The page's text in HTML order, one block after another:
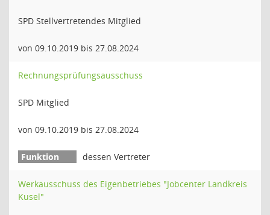
SPD Stellvertretendes Mitglied
von 09.10.2019 bis 27.08.2024
Rechnungsprüfungsausschuss
SPD Mitglied
von 09.10.2019 bis 27.08.2024
dessen Vertreter
Werkausschuss des Eigenbetriebes "Jobcenter Landkreis
Kusel"